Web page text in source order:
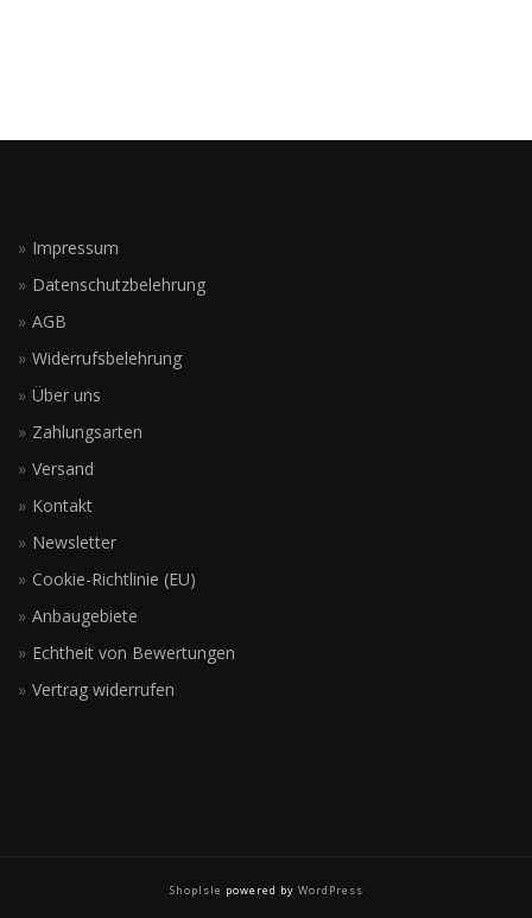
Impressum
Datenschutzbelehrung
AGB
Widerrufsbelehrung
Über uns
Zahlungsarten
Versand
Kontakt
Newsletter
Cookie-Richtlinie (EU)
Anbaugebiete
Echtheit von Bewertungen
Vertrag widerrufen
ShopIsle powered by WordPress